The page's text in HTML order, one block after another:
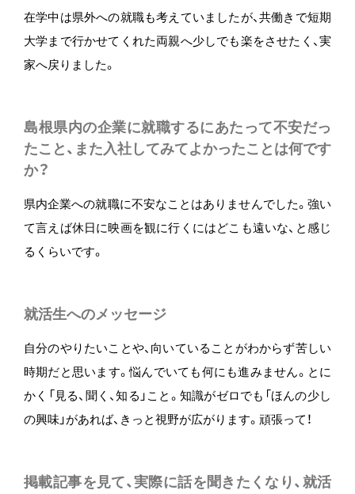
在学中は県外への就職も考えていましたが、共働きで短期
大学まで行かせてくれた両親へ少しでも楽をさせたく、実
家へ戻りました。
島根県内の企業に就職するにあたって不安だっ
たこと、また入社してみてよかったことは何です
か？
県内企業への就職に不安なことはありませんでした。強い
て言えば休日に映画を観に行くにはどこも遠いな、と感じ
るくらいです。
就活生へのメッセージ
自分のやりたいことや、向いていることがわからず苦しい
時期だと思います。悩んでいても何にも進みません。とに
かく「見る、聞く、知る」こと。知識がゼロでも「ほんの少し
の興味」があれば、きっと視野が広がります。頑張って！
掲載記事を見て、実際に話を聞きたくなり、就活